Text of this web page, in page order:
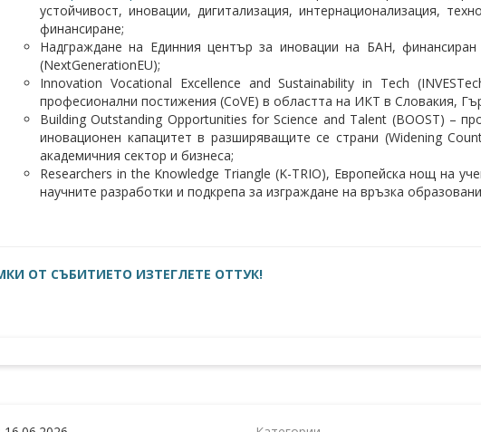
устойчивост, иновации, дигитализация, интернационализация,
финансиране;
Надграждане на Единния център за иновации на БАН,
(NextGenerationEU);
Innovation Vocational Excellence and Sustainability in Tech
професионални постижения (CoVE) в областта на ИКТ в Словакия,
Building Outstanding Opportunities for Science and Talent (BOOST) –
иновационен капацитет в разширяващите се страни (Widening
академичния сектор и бизнеса;
Researchers in the Knowledge Triangle (K-TRIO), Европейска нощ на
научните разработки и подкрепа за изграждане на връзка
ОТ СЪБИТИЕТО ИЗТЕГЛЕТЕ ОТТУК!